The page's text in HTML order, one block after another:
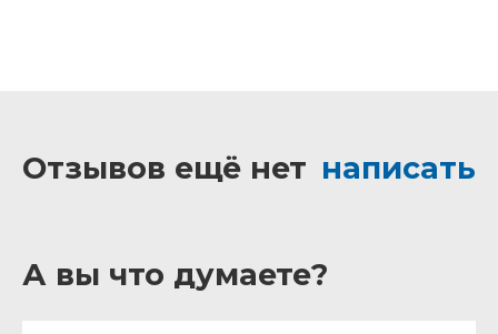
Отзывов ещё нет написать
А вы что думаете?